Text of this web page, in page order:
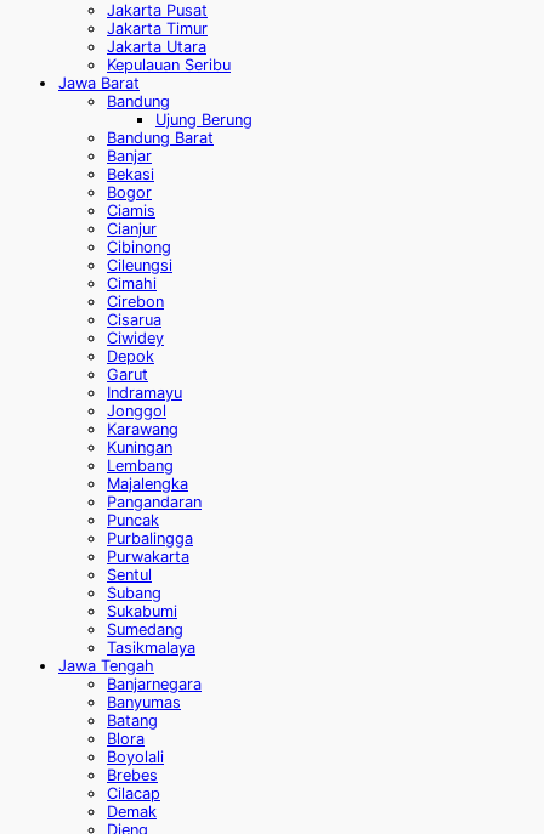
Jakarta Pusat
Jakarta Timur
Jakarta Utara
Kepulauan Seribu
Jawa Barat
Bandung
Ujung Berung
Bandung Barat
Banjar
Bekasi
Bogor
Ciamis
Cianjur
Cibinong
Cileungsi
Cimahi
Cirebon
Cisarua
Ciwidey
Depok
Garut
Indramayu
Jonggol
Karawang
Kuningan
Lembang
Majalengka
Pangandaran
Puncak
Purbalingga
Purwakarta
Sentul
Subang
Sukabumi
Sumedang
Tasikmalaya
Jawa Tengah
Banjarnegara
Banyumas
Batang
Blora
Boyolali
Brebes
Cilacap
Demak
Dieng